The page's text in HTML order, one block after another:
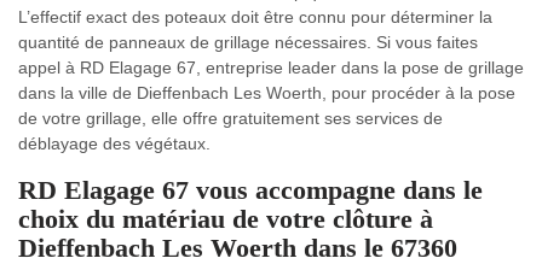
L’effectif exact des poteaux doit être connu pour déterminer la
quantité de panneaux de grillage nécessaires. Si vous faites
appel à RD Elagage 67, entreprise leader dans la pose de grillage
dans la ville de Dieffenbach Les Woerth, pour procéder à la pose
de votre grillage, elle offre gratuitement ses services de
déblayage des végétaux.
RD Elagage 67 vous accompagne dans le
choix du matériau de votre clôture à
Dieffenbach Les Woerth dans le 67360